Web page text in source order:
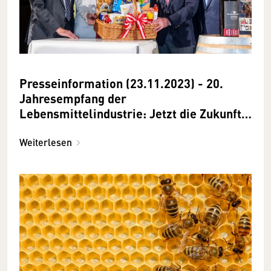
Presseinformation (23.11.2023) - 20.
Jahresempfang der
Lebensmittelindustrie: Jetzt die Zukunft
Weiterlesen